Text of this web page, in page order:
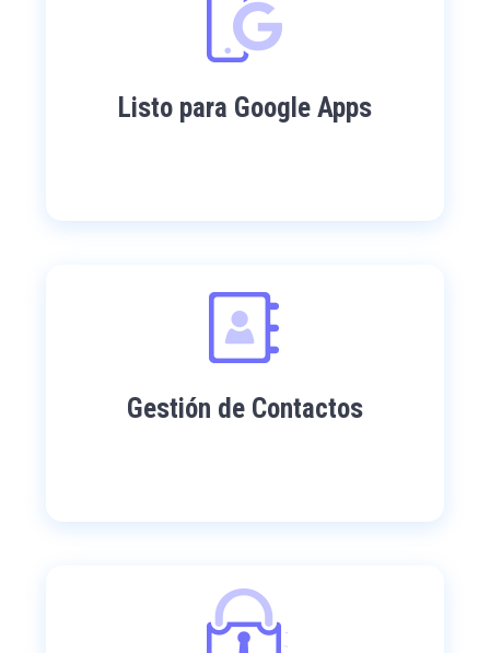
Listo para Google Apps
Gestión de Contactos